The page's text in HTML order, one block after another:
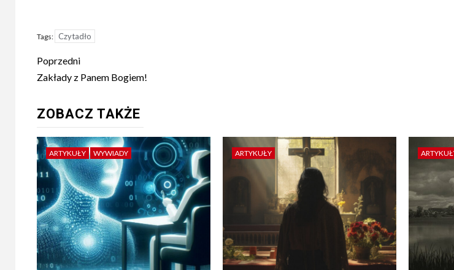
Tags: Czytadło
Post
navigation
Poprzedni
Zakłady z Panem Bogiem!
ZOBACZ TAKŻE
ARTYKUŁY WYWIADY ARTYKUŁY